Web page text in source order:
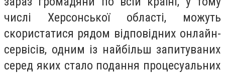
числі Херсонської області, можуть
скористатися рядом відповідних онлайн-
сервісів, одним із найбільш запитуваних
серед яких стало подання процесуальних